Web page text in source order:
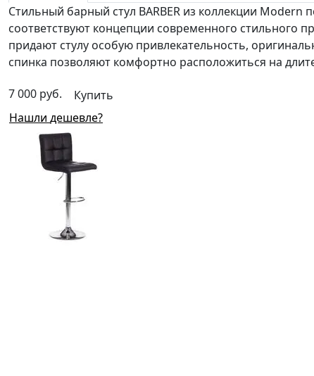
Стильный барный стул BARBER из коллекции
соответствуют концепции современного стильного
придают стулу особую привлекательность,
спинка позволяют комфортно расположиться на
7 000 руб.
Купить
Нашли дешевле?